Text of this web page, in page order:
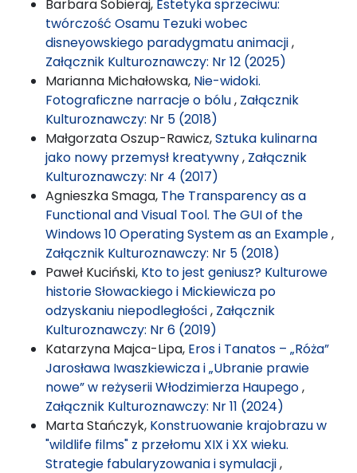
Barbara Sobieraj, Estetyka sprzeciwu:
twórczość Osamu Tezuki wobec
disneyowskiego paradygmatu animacji,
Załącznik Kulturoznawczy: Nr 12 (2025)
Marianna Michałowska, Nie-widoki.
Fotograficzne narracje o bólu, Załącznik
Kulturoznawczy: Nr 5 (2018)
Małgorzata Oszup-Rawicz,Sztuka kulinarna
jako nowy przemysł kreatywny, Załącznik
Kulturoznawczy: Nr 4 (2017)
Agnieszka Smaga, The Transparency as a
Functional and Visual Tool. The GUI of the
Windows 10 Operating System as an Example,
Załącznik Kulturoznawczy: Nr 5 (2018)
Paweł Kuciński, Kto to jest geniusz? Kulturowe
historie Słowackiego i Mickiewicza po
odzyskaniu niepodległości, Załącznik
Kulturoznawczy: Nr 6 (2019)
Katarzyna Majca-Lipa, Eros i Tanatos – „Róża”
Jarosława Iwaszkiewicza i „Ubranie prawie
nowe” w reżyserii Włodzimierza Haupego,
Załącznik Kulturoznawczy: Nr 11 (2024)
Marta Stańczyk, Konstruowanie krajobrazu w
"wildlife films" z przełomu XIX i XX wieku.
Strategie fabularyzowania i symulacji,